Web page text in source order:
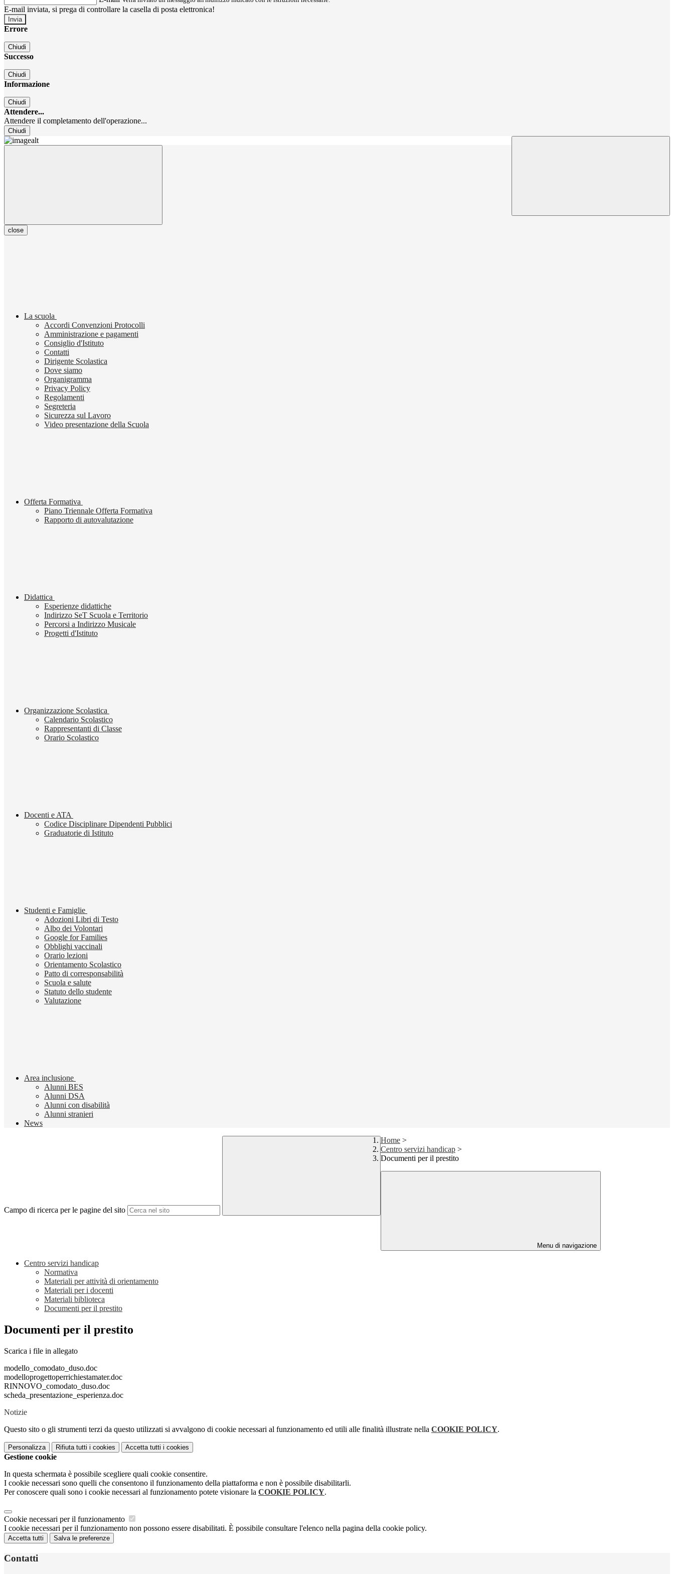
E-mail inviata, si prega di controllare la casella di posta elettronica!
Errore
Chiudi
Successo
Chiudi
Informazione
Chiudi
Attendere...
Attendere il completamento dell'operazione...
Chiudi
close
La scuola
Accordi Convenzioni Protocolli
Amministrazione e pagamenti
Consiglio d'Istituto
Contatti
Dirigente Scolastica
Dove siamo
Organigramma
Privacy Policy
Regolamenti
Segreteria
Sicurezza sul Lavoro
Video presentazione della Scuola
Offerta Formativa
Piano Triennale Offerta Formativa
Rapporto di autovalutazione
Didattica
Esperienze didattiche
Indirizzo SeT Scuola e Territorio
Percorsi a Indirizzo Musicale
Progetti d'Istituto
Organizzazione Scolastica
Calendario Scolastico
Rappresentanti di Classe
Orario Scolastico
Docenti e ATA
Codice Disciplinare Dipendenti Pubblici
Graduatorie di Istituto
Studenti e Famiglie
Adozioni Libri di Testo
Albo dei Volontari
Google for Families
Obblighi vaccinali
Orario lezioni
Orientamento Scolastico
Patto di corresponsabilità
Scuola e salute
Statuto dello studente
Valutazione
Area inclusione
Alunni BES
Alunni DSA
Alunni con disabilità
Alunni stranieri
News
Campo di ricerca per le pagine del sito
Home >
Centro servizi handicap >
Documenti per il prestito
Menu di navigazione
Centro servizi handicap
Normativa
Materiali per attività di orientamento
Materiali per i docenti
Materiali biblioteca
Documenti per il prestito
Documenti per il prestito
Scarica i file in allegato
modello_comodato_duso.doc
modelloprogettoperrichiestamater.doc
RINNOVO_comodato_duso.doc
scheda_presentazione_esperienza.doc
Notizie
Questo sito o gli strumenti terzi da questo utilizzati si avvalgono di cookie necessari al funzionamento ed utili alle finalità illustrate nella COOKIE POLICY.
Personalizza Rifiuta tutti i cookies Accetta tutti i cookies
Gestione cookie
In questa schermata è possibile scegliere quali cookie consentire.
I cookie necessari sono quelli che consentono il funzionamento della piattaforma e non è possibile disabilitarli.
Per conoscere quali sono i cookie necessari al funzionamento potete visionare la COOKIE POLICY.
Cookie necessari per il funzionamento
I cookie necessari per il funzionamento non possono essere disabilitati. È possibile consultare l'elenco nella pagina della cookie policy.
Accetta tutti Salva le preferenze
Contatti